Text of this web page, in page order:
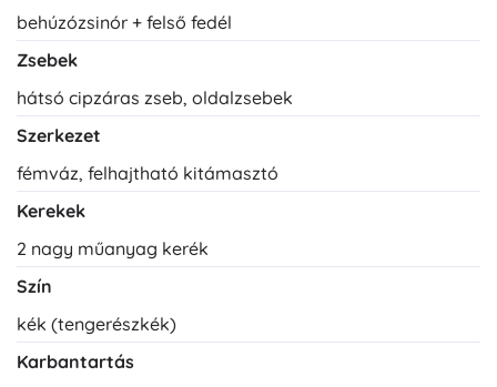
behúzózsinór + felső fedél
Zsebek
hátsó cipzáras zseb, oldalzsebek
Szerkezet
fémváz, felhajtható kitámasztó
Kerekek
2 nagy műanyag kerék
Szín
kék (tengerészkék)
Karbantartás